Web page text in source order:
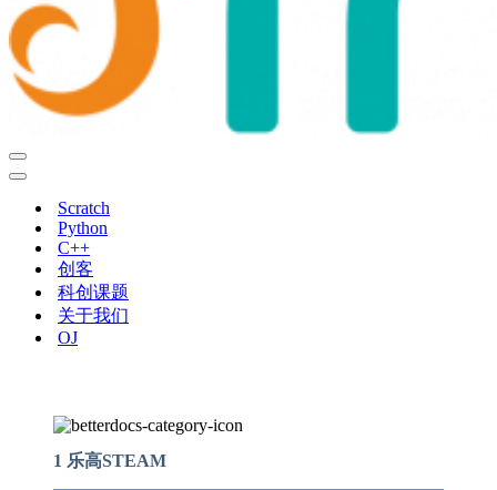
导
航
导
Scratch
Python
C++
创客
科创课题
关于我们
OJ
1 乐高STEAM